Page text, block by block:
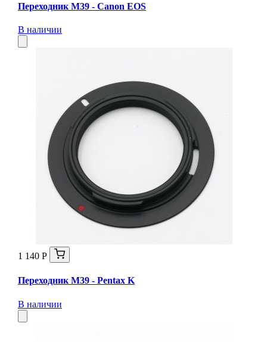
Переходник M39 - Canon EOS
В наличии
1 140 Р
Переходник M39 - Pentax K
В наличии